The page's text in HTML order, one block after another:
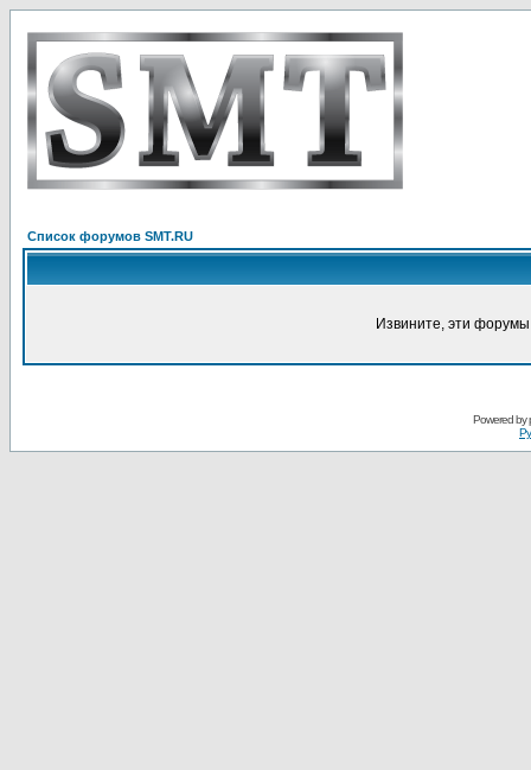
Список форумов SMT.RU
Извините, эти
Powered by